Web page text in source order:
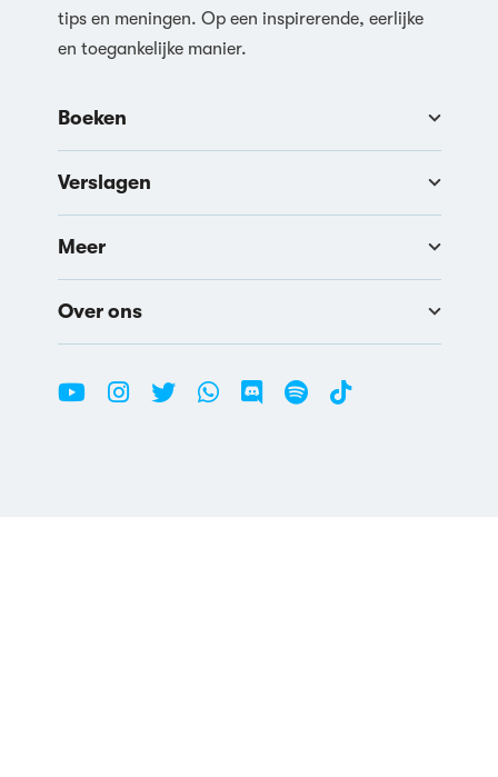
tips en meningen. Op een inspirerende, eerlijke
en toegankelijke manier.
Boeken
Verslagen
Meer
Over ons